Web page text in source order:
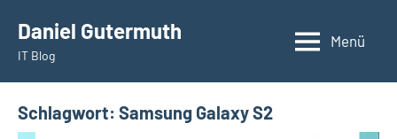
Inhalt
springen
Daniel Gutermuth
IT Blog
Menü
Schlagwort: Samsung Galaxy S2